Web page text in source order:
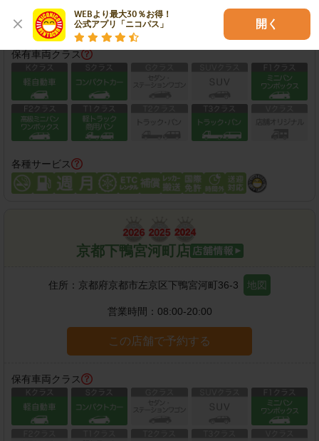
WEBより最大30％お得！
公式アプリ「ニコパス」
開く
この店舗で予約する
保有車両クラス
各種サービス
京都下鴨宮河町店
住所： 京都府京都市左京区下鴨宮河町36-3 地図
営業時間： 08:00-20:00
この店舗で予約する
保有車両クラス